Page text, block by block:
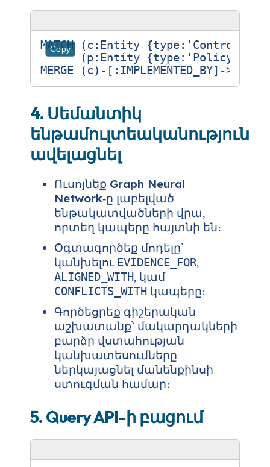
Copy
MATCH (c:Entity {type:'Control',
(p:Entity {type:'Policy',
4. Սեմանտիկ
ենթամուլտեականություն
ավելացնել
Ուսոյնեք Graph Neural
Network‑ը լաբելված
ենթակատվածների վրա,
որտեղ կապերը հայտնի են։
Օգտագործեք մոդելը՝
կանխելու EVIDENCE_FOR,
ALIGNED_WITH, կամ
CONFLICTS_WITH կապերը։
Գործեցրեք գիշերական
աշխատանք՝ մակարդակների
բարձր վստահության
կանխատեսումները
ներկայացնել մանենքինսի
ստուգման համար։
5. Query API-ի բացում